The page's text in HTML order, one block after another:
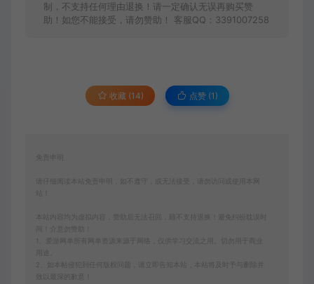
制，不支持任何理由退换！请一定确认无误再购买赞
助！如您不能接受，请勿赞助！ 客服QQ：3391007258
收藏 (14) 点赞 (1 )
免责申明
请仔细阅读本站免责申明，如不遵守，或无法接受，请勿访问或使用本网
本站内容均为虚拟内容，赞助后无法召回，顾不支持退换！避免纠纷耽误时
间！介意勿赞助！
1、爱游网单所有网单资源来源于网络，仅供学习交流之用。切勿用于商业
2、如本帖侵犯到任何版权问题，请立即告知本站，本站将及时予与删除并
致以最深的歉意！